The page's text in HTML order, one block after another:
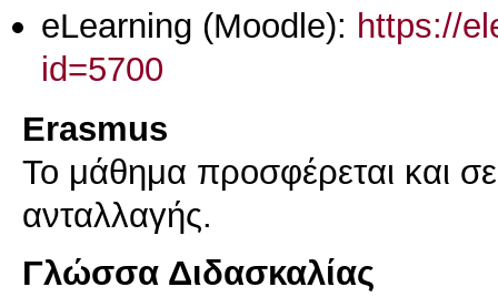
eLearning (Moodle): https://
id=5700
Erasmus
Το μάθημα προσφέρεται και
ανταλλαγής.
Γλώσσα Διδασκαλίας